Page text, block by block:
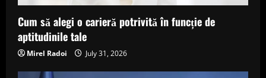
Cum să alegi o carieră potrivită în funcție de
aptitudinile tale
Mirel Radoi July 31, 2026